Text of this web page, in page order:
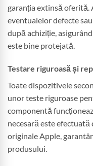
garanția extinsă oferită.
eventualelor defecte
după achiziție,
este bine protejată.
Testare riguroasă și
Toate dispozitivele
unor teste riguroase
componentă
necesară este
originale Apple,
produsului.